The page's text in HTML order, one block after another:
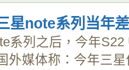
星note系列当年
系列之后，今年
外媒体称：今年三